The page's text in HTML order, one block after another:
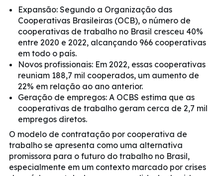
Expansão: Segundo a Organização das
Cooperativas Brasileiras (OCB), o número de
cooperativas de trabalho no Brasil cresceu 40%
entre 2020 e 2022, alcançando 966 cooperativas
em todo o país.
Novos profissionais: Em 2022, essas cooperativas
reuniam 188,7 mil cooperados, um aumento de
22% em relação ao ano anterior.
Geração de empregos: A OCBS estima que as
cooperativas de trabalho geram cerca de 2,7 mil
empregos diretos.
O modelo de contratação por cooperativa de
trabalho se apresenta como uma alternativa
promissora para o futuro do trabalho no Brasil,
especialmente em um contexto marcado por crises